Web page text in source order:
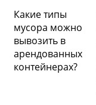
Какие типы
мусора можно
вывозить в
арендованных
контейнерах?